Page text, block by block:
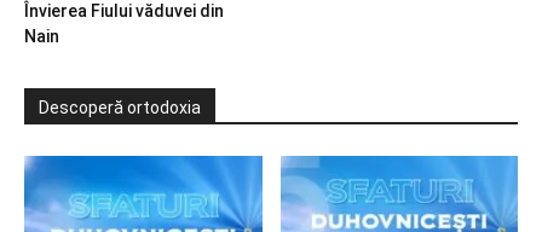
Învierea Fiului văduvei din
Nain
Descoperă ortodoxia